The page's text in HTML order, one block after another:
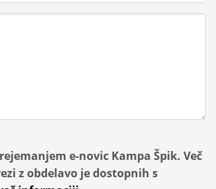
e-novic Kampa Špik. Več
z obdelavo je dostopnih s